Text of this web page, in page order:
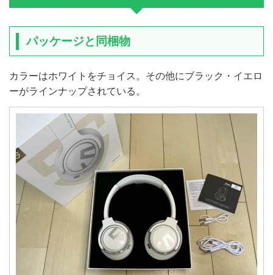
パッケージと同梱物
カラーはホワイトをチョイス。その他にブラック・イエロ
ーがラインナップされている。